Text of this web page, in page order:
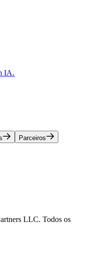
IA.​​
Parceiros​​
LLC. Todos os